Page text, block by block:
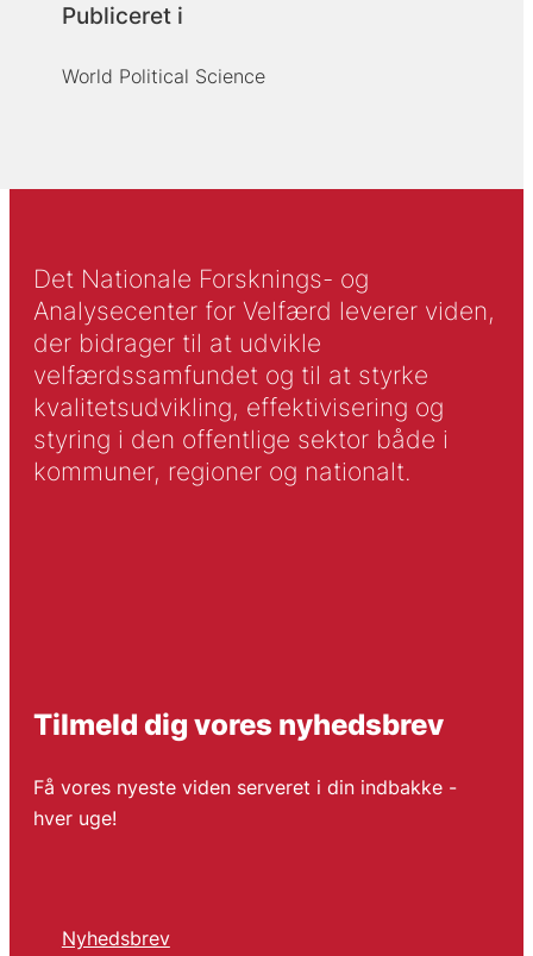
Publiceret i
World Political Science
Det Nationale Forsknings- og
Analysecenter for Velfærd leverer viden,
der bidrager til at udvikle
velfærdssamfundet og til at styrke
kvalitetsudvikling, effektivisering og
styring i den offentlige sektor både i
kommuner, regioner og nationalt.
Tilmeld dig vores nyhedsbrev
Få vores nyeste viden serveret i din indbakke -
hver uge!
Nyhedsbrev